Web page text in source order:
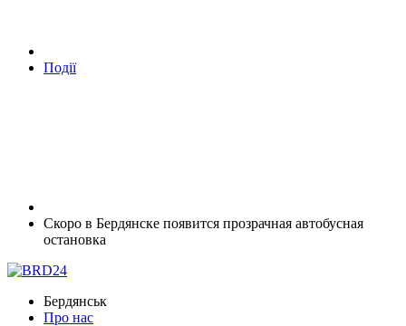
Події
Скоро в Бердянске появится прозрачная автобусная
остановка
Бердянськ
Про нас